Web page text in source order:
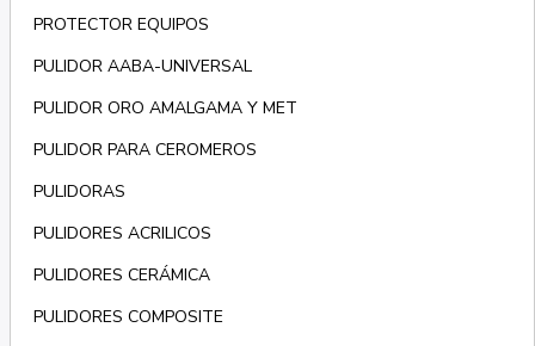
PROTECTOR EQUIPOS
PULIDOR AABA-UNIVERSAL
PULIDOR ORO AMALGAMA Y MET
PULIDOR PARA CEROMEROS
PULIDORAS
PULIDORES ACRILICOS
PULIDORES CERÁMICA
PULIDORES COMPOSITE